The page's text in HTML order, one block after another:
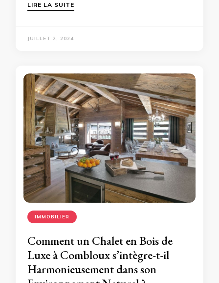
LIRE LA SUITE
JUILLET 2, 2024
IMMOBILIER
Comment un Chalet en Bois de
Luxe à Combloux s’intègre-t-il
Harmonieusement dans son